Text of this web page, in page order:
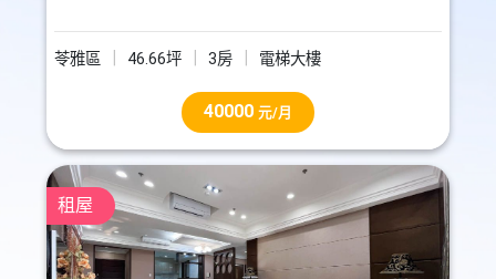
苓雅區 46.66坪 3房 電梯大樓
40000 元/月
租屋